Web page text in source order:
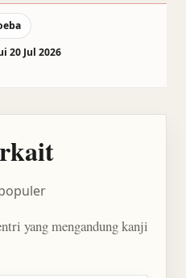
20 Jul 2026
yang mengandung kanji